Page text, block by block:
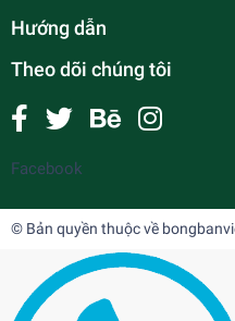
Hướng dẫn
Theo dõi chúng tôi
Facebook
© Bản quyền thuộc về